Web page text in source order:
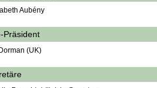
Aubény
Präsident
(UK)